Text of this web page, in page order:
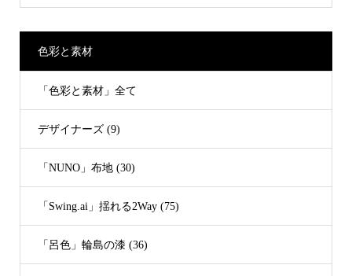
色彩と素材
「色彩と素材」全て
デザイナーズ (9)
「NUNO」布地 (30)
「Swing.ai」揺れる2Way (75)
「呂色」輪島の漆 (36)